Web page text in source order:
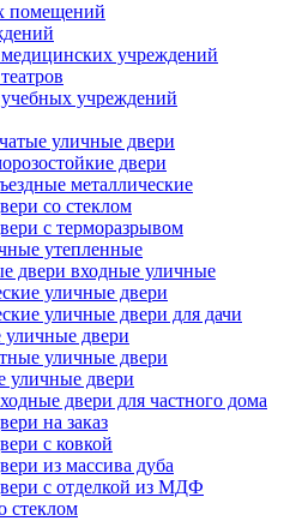
помещений
учреждений
учреждений
уличные двери
двери
металлические
со стеклом
с терморазрывом
утепленные
двери входные уличные
уличные двери
уличные двери для дачи
уличные двери
уличные двери
уличные двери
двери для частного дома
на заказ
с ковкой
из массива дуба
с отделкой из МДФ
стеклом